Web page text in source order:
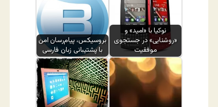
بروسیکس، پیام‌رسان امن
با پشتیبانی زبان فارسی
نوکیا با «امید» و
«روشنایی» در جستجوی
موفقیت